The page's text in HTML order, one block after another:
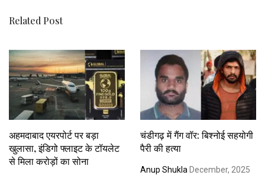
Related Post
अहमदाबाद एयरपोर्ट पर बड़ा
खुलासा, इंडिगो फ्लाइट के टॉयलेट
से मिला करोड़ों का सोना
चंडीगढ़ में गैंग वॉर: बिश्नोई सहयोगी
पैरी की हत्या
Anup Shukla December, 2025